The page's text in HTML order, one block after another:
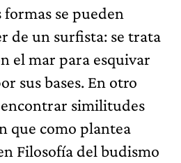
se pueden
de un surfista: se trata
el mar para esquivar
sus bases. En otro
similitudes
que como plantea
Filosofía del budismo